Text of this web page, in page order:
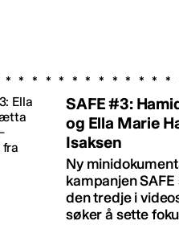
SAFE #3:
og Ella Marie
Isaksen
Ny
kampanjen
den tredje i
søker å sette